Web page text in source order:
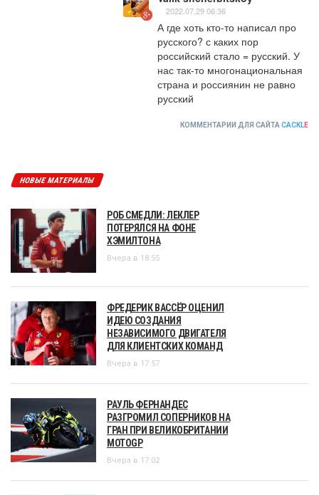
2022.07.29 06:36
А где хоть кто-то написал про
русского? с каких пор
российский стало = русский. У
нас так-то многонациональная
страна и россиянин не равно
русский
КОММЕНТАРИИ ДЛЯ САЙТАCACKLE
НОВЫЕ МАТЕРИАЛЫ
РОБ СМЕДЛИ: ЛЕКЛЕР
ПОТЕРЯЛСЯ НА ФОНЕ
ХЭМИЛТОНА
Вчера в 18:55
ФРЕДЕРИК ВАССЁР ОЦЕНИЛ
ИДЕЮ СОЗДАНИЯ
НЕЗАВИСИМОГО ДВИГАТЕЛЯ
ДЛЯ КЛИЕНТСКИХ КОМАНД
Вчера в 17:57
РАУЛЬ ФЕРНАНДЕС
РАЗГРОМИЛ СОПЕРНИКОВ НА
ГРАН ПРИ ВЕЛИКОБРИТАНИИ
MOTOGP
Вчера в 17:02